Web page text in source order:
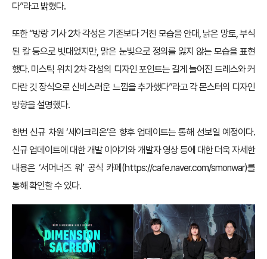
다”라고 밝혔다.
또한 “방랑 기사 2차 각성은 기존보다 거친 모습을 안대, 낡은 망토, 부식
된 칼 등으로 빗대었지만, 맑은 눈빛으로 정의를 잃지 않는 모습을 표현
했다. 미스틱 위치 2차 각성의 디자인 포인트는 길게 늘어진 드레스와 커
다란 깃 장식으로 신비스러운 느낌을 추가했다”라고 각 몬스터의 디자인
방향을 설명했다.
한번 신규 차원 ‘세이크리온’은 향후 업데이트는 통해 선보일 예정이다.
신규 업데이트에 대한 개발 이야기와 개발자 영상 등에 대한 더욱 자세한
내용은 ‘서머너즈 워’ 공식 카페(https://cafe.naver.com/smonwar)를
통해 확인할 수 있다.